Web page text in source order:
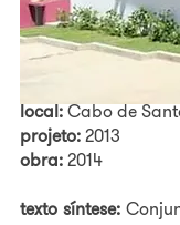
FICHA TÉCNICA
autores/
integrante:
Marilia
colaborador:
local:Cabo de
projeto:2013
obra:2014
texto síntese: